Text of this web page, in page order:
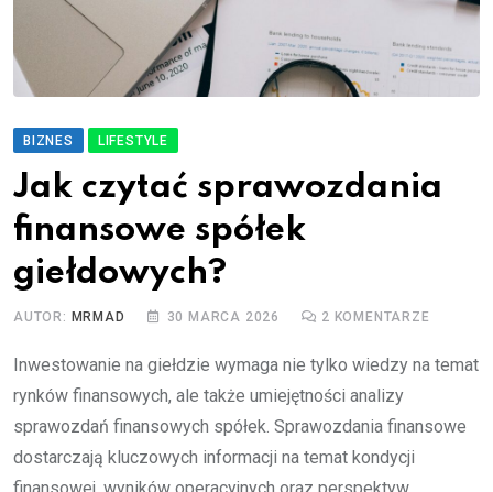
BIZNES LIFESTYLE
Jak czytać sprawozdania
finansowe spółek
giełdowych?
AUTOR: MRMAD 30 MARCA 2026 2 KOMENTARZE
Inwestowanie na giełdzie wymaga nie tylko wiedzy na temat
rynków finansowych, ale także umiejętności analizy
sprawozdań finansowych spółek. Sprawozdania finansowe
dostarczają kluczowych informacji na temat kondycji